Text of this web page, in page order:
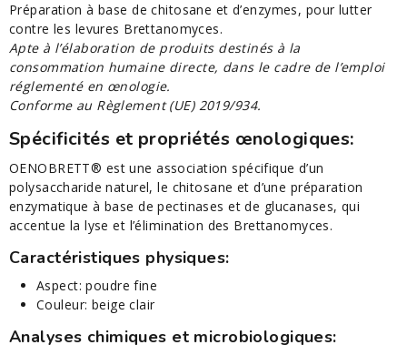
Préparation à base de chitosane et d’enzymes, pour lutter
contre les levures Brettanomyces.
Apte à l’élaboration de produits destinés à la
consommation humaine directe, dans le cadre de l’emploi
réglementé en œnologie.
Conforme au Règlement (UE) 2019/934.
Spécificités et propriétés œnologiques:
OENOBRETT® est une association spécifique d’un
polysaccharide naturel, le chitosane et d’une préparation
enzymatique à base de pectinases et de glucanases, qui
accentue la lyse et l’élimination des Brettanomyces.
Caractéristiques physiques:
Aspect: poudre fine
Couleur: beige clair
Analyses chimiques et microbiologiques: